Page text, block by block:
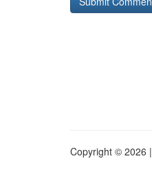
Copyright © 2026 |